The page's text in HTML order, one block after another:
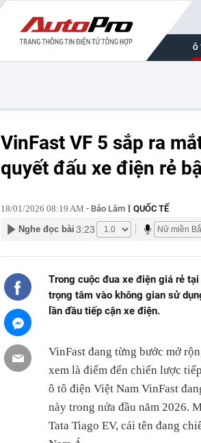
Ô
VinFast VF 5 sắp ra
quyết đấu xe điện rẻ
18/01/2026 08:19 AM - Bảo Lâm QUỐC TẾ
Nghe đọc bài 3:23
Trong cuộc đua xe điện giá rẻ
trọng tâm vào không gian sử
lần đầu tiếp cận xe điện.
VinFast đang từng bước mở
xem là điểm đến chiến lược
ô tô điện Việt Nam VinFast
này trong nửa đầu năm 2026.
Tata Tiago EV, cái tên đang